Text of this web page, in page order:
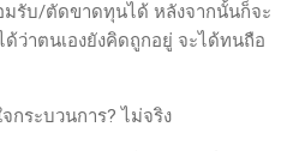
มรับ/ตัดขาดทุนได้ หลังจากนั้นก็จะ
ว่าตนเองยังคิดถูกอยู่ จะได้ทนถือ
กระบวนการ? ไม่จริง